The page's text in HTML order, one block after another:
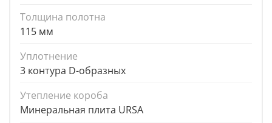
Толщина полотна
115 мм
Уплотнение
3 контура D-образных
Утепление короба
Минеральная плита URSA